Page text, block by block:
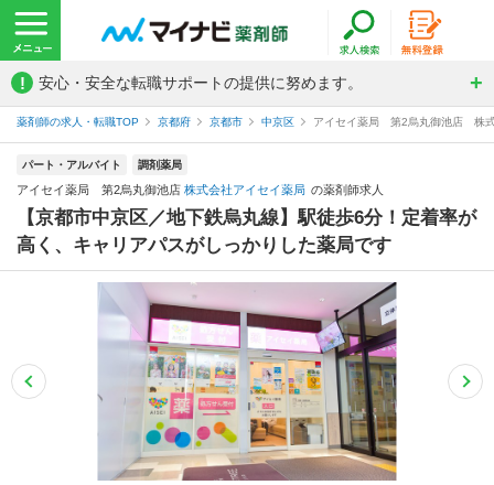
! 安心・安全な転職サポートの提供に努めます。
薬剤師の求人・転職TOP 京都府 京都市 中京区 アイセイ薬局 第2烏丸御池店 株
パート・アルバイト 調剤薬局
アイセイ薬局 第2烏丸御池店 株式会社アイセイ薬局 の薬剤師求人
【京都市中京区／地下鉄烏丸線】駅徒歩6分！定着率が
高く、キャリアパスがしっかりした薬局です